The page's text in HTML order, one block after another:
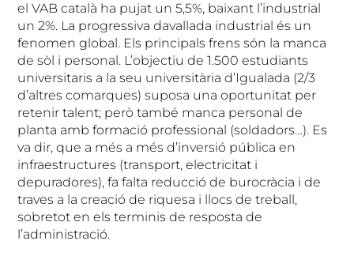
el VAB català ha pujat un 5,5%, baixant l’industrial
un 2%. La progressiva davallada industrial és un
fenomen global. Els principals frens són la manca
de sòl i personal. L’objectiu de 1.500 estudiants
universitaris a la seu universitària d’Igualada (2/3
d’altres comarques) suposa una oportunitat per
retenir talent; però també manca personal de
planta amb formació professional (soldadors…). Es
va dir, que a més a més d’inversió pública en
infraestructures (transport, electricitat i
depuradores), fa falta reducció de burocràcia i de
traves a la creació de riquesa i llocs de treball,
sobretot en els terminis de resposta de
l’administració.